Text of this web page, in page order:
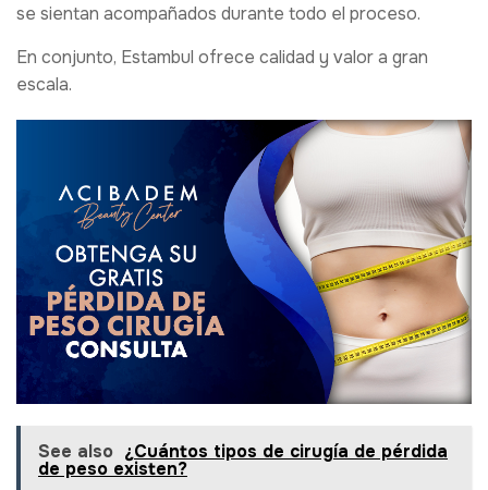
se sientan acompañados durante todo el proceso.
En conjunto, Estambul ofrece calidad y valor a gran
escala.
See also ¿Cuántos tipos de cirugía de pérdida
de peso existen?